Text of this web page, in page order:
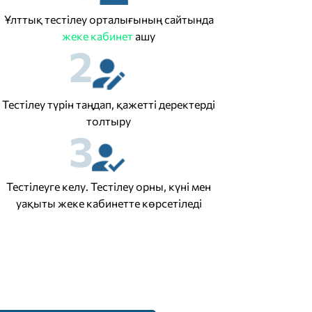
Ұлттық тестілеу орталығының сайтында
жеке кабинет ашу
2
Тестілеу түрін таңдап, қажетті деректерді
толтыру
3
Тестілеуге келу. Тестілеу орны, күні мен
уақыты жеке кабинетте көрсетіледі